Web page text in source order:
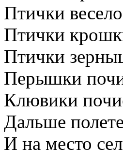
Птички
Птички
Птички
Перышки
Клювики
Дальше
И на место